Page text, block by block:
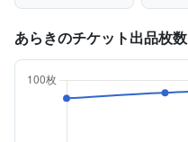
あらきのチケット出品枚数